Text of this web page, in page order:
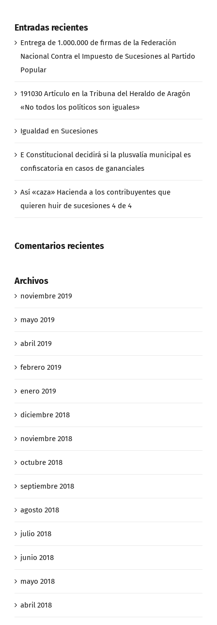
Entradas recientes
Entrega de 1.000.000 de firmas de la Federación
Nacional Contra el Impuesto de Sucesiones al Partido
Popular
191030 Artículo en la Tribuna del Heraldo de Aragón
«No todos los políticos son iguales»
Igualdad en Sucesiones
E Constitucional decidirá si la plusvalía municipal es
confiscatoria en casos de gananciales
Así «caza» Hacienda a los contribuyentes que
quieren huir de sucesiones 4 de 4
Comentarios recientes
Archivos
noviembre 2019
mayo 2019
abril 2019
febrero 2019
enero 2019
diciembre 2018
noviembre 2018
octubre 2018
septiembre 2018
agosto 2018
julio 2018
junio 2018
mayo 2018
abril 2018